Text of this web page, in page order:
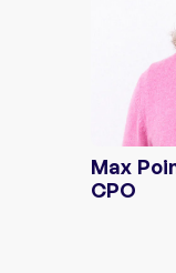
Max
CPO